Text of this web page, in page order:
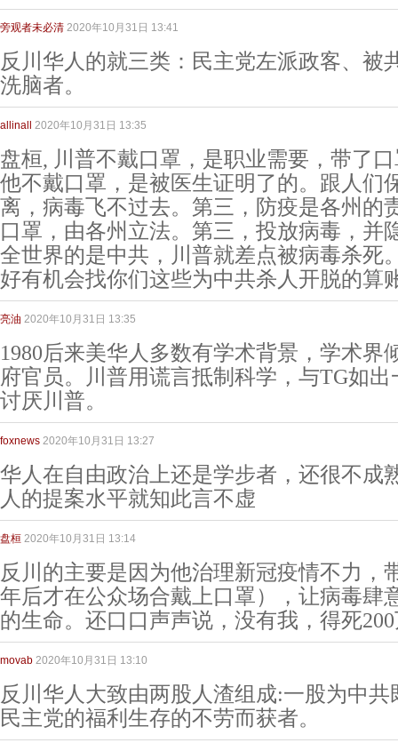
旁观者未必清 2020年10月31日 13:41
反川华人的就三类：民主党左派政客、被
洗脑者。
allinall 2020年10月31日 13:35
盘桓, 川普不戴口罩，是职业需要，带了
他不戴口罩，是被医生证明了的。跟人们
离，病毒飞不过去。第三，防疫是各州的
口罩，由各州立法。第三，投放病毒，并
全世界的是中共，川普就差点被病毒杀死
好有机会找你们这些为中共杀人开脱的算
亮油 2020年10月31日 13:35
1980后来美华人多数有学术背景，学术界
府官员。川普用谎言抵制科学，与TG如
讨厌川普。
foxnews 2020年10月31日 13:27
华人在自由政治上还是学步者，还很不成
人的提案水平就知此言不虚
盘桓 2020年10月31日 13:14
反川的主要是因为他治理新冠疫情不力，
年后才在公众场合戴上口罩），让病毒肆
的生命。还口口声声说，没有我，得死
movab 2020年10月31日 13:10
反川华人大致由两股人渣组成:一股为中
民主党的福利生存的不劳而获者。